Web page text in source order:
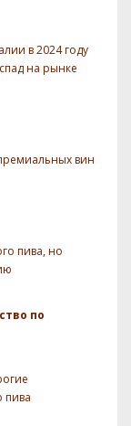
в 2024 году
на рынке
вин
пива, но
по
пива